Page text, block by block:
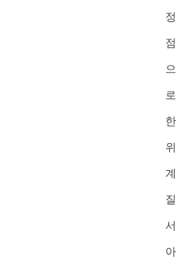
정
점
으
로
한
위
계
질
서
아